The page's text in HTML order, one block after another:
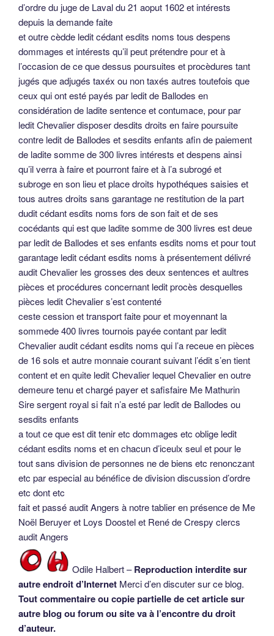
d’ordre du juge de Laval du 21 aoput 1602 et intérests
depuis la demande faite
et outre cèdde ledit cédant esdits noms tous despens
dommages et intérests qu’il peut prétendre pour et à
l’occasion de ce que dessus poursuites et procèdures tant
jugés que adjugés taxéx ou non taxés autres toutefois que
ceux qui ont esté payés par ledit de Ballodes en
considération de ladite sentence et contumace, pour par
ledit Chevalier disposer desdits droits en faire poursuite
contre ledit de Ballodes et sesdits enfants afin de paiement
de ladite somme de 300 livres intérests et despens ainsi
qu’il verra à faire et pourront faire et à l’a subrogé et
subroge en son lieu et place droits hypothéques saisies et
tous autres droits sans garantage ne restitution de la part
dudit cédant esdits noms fors de son fait et de ses
cocédants qui est que ladite somme de 300 livres est deue
par ledit de Ballodes et ses enfants esdits noms et pour tout
garantage ledit cédant esdits noms à présentement délivré
audit Chevalier les grosses des deux sentences et aultres
pièces et procédures concernant ledit procès desquelles
pièces ledit Chevalier s’est contenté
ceste cession et transport faite pour et moyennant la
sommede 400 livres tournois payée contant par ledit
Chevalier audit cédant esdits noms qui l’a receue en pièces
de 16 sols et autre monnaie courant suivant l’édit s’en tient
content et en quite ledit Chevalier lequel Chevalier en outre
demeure tenu et chargé payer et safisfaire Me Mathurin
Sire sergent royal si fait n’a esté par ledit de Ballodes ou
sesdits enfants
a tout ce que est dit tenir etc dommages etc oblige ledit
cédant esdits noms et en chacun d’iceulx seul et pour le
tout sans division de personnes ne de biens etc renonczant
etc par especial au bénéfice de division discussion d’ordre
etc dont etc
fait et passé audit Angers à notre tablier en présence de Me
Noël Beruyer et Loys Doostel et René de Crespy clercs
audit Angers
Odile Halbert –Reproduction interdite sur
autre endroit d’Internet Merci d’en discuter sur ce blog.
Tout commentaire ou copie partielle de cet article sur
autre blog ou forum ou site va à l’encontre du droit
d’auteur.